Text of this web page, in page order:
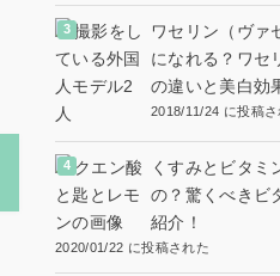
ワセリン（ヴァ
になれる？ワセ
の違いと美白効
2018/11/24 に投稿さ
くすみとビタミ
の？驚くべきビ
紹介！
2020/01/22 に投稿された